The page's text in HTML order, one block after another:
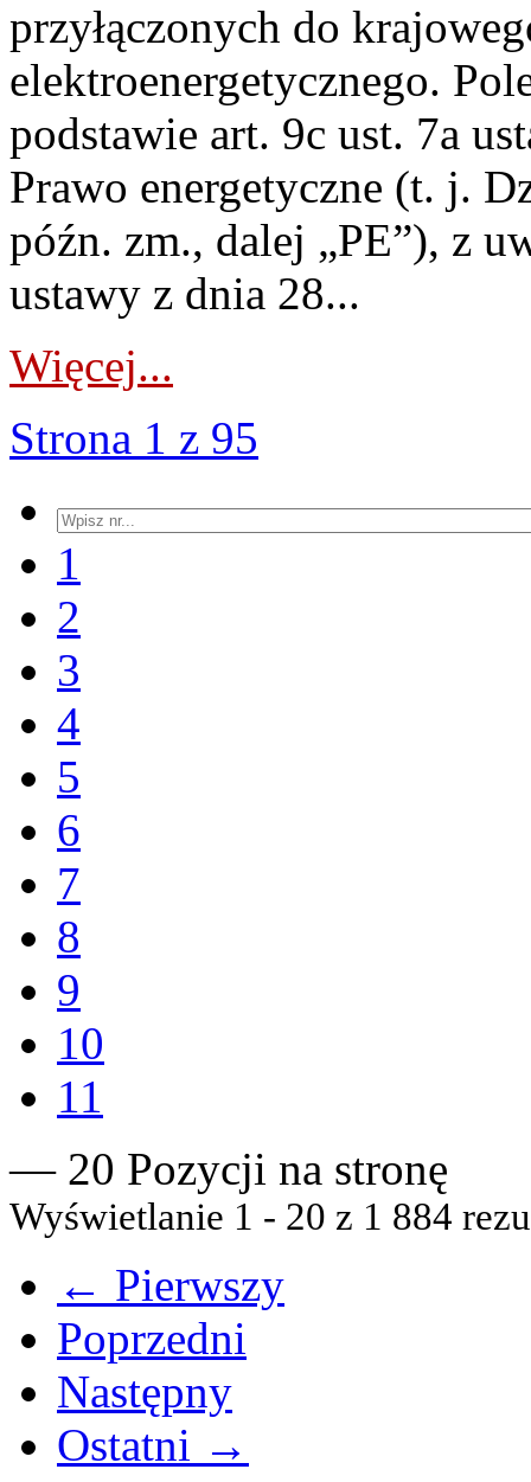
przyłączonych do
elektroenergetycznego.
podstawie art. 9c ust. 7a
Prawo energetyczne (t. j.
późn. zm., dalej „PE”), z
ustawy z dnia 28...
Więcej...
Strona 1 z 95
1
2
3
4
5
6
7
8
9
10
11
— 20 Pozycji na stronę
Wyświetlanie 1 - 20 z 1 884
← Pierwszy
Poprzedni
Następny
Ostatni →